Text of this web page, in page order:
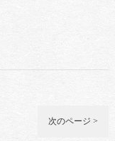
次のページ >